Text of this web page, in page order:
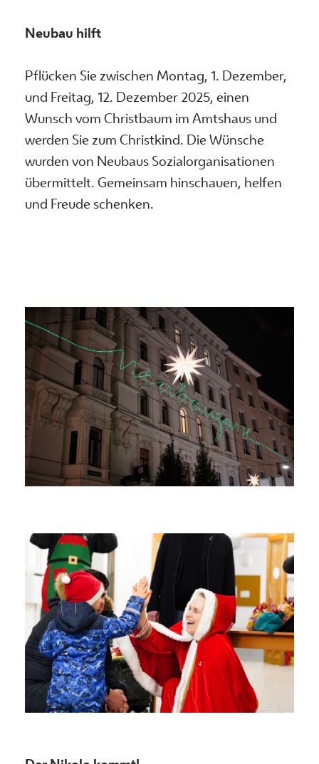
Neubau hilft
Pflücken Sie zwischen Montag, 1. Dezember,
und Freitag, 12. Dezember 2025, einen
Wunsch vom Christbaum im Amtshaus und
werden Sie zum Christkind. Die Wünsche
wurden von Neubaus Sozialorganisationen
übermittelt. Gemeinsam hinschauen, helfen
und Freude schenken.